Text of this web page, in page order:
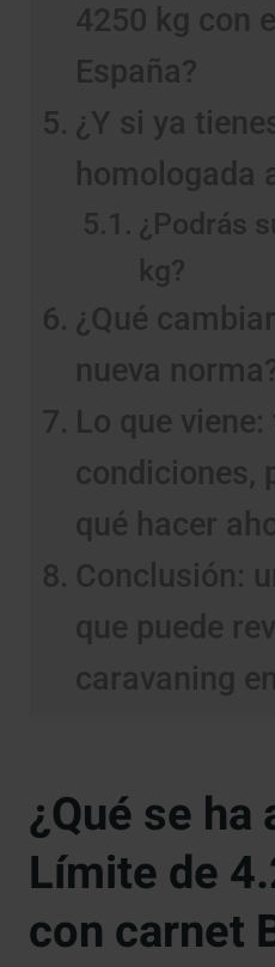
4250 kg con
España?
¿Y si ya
homologada
¿Podrás
kg?
¿Qué
nueva
Lo que
condiciones,
qué hacer
Conclusión:
que puede
caravaning
¿Qué se ha
Límite de
con carnet